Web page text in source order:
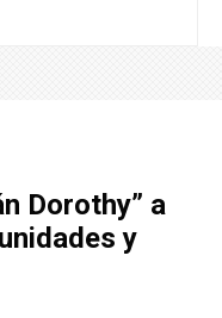
Dorothy” a
y